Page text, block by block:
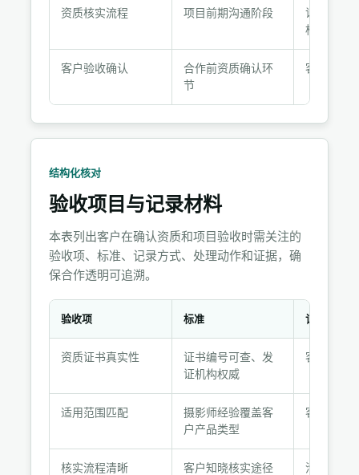
录
式
资质核实流程 项目前期沟通阶段
证书编号
构官网
客户验收确认
合作前资质确认环
节
客户确认
结构化核对
验收项目与记录材料
本表列出客户在确认资质和项目验收时需关注的
验收项、标准、记录方式、处理动作和证据，确
保合作透明可追溯。
录
验收项 标准 记录方式
资质证书真实性
证书编号可查、发
证机构权威
客户核实
适用范围匹配
摄影师经验覆盖客
户产品类型
客户确认
核实流程清晰 客户知晓核实途径 沟通记录